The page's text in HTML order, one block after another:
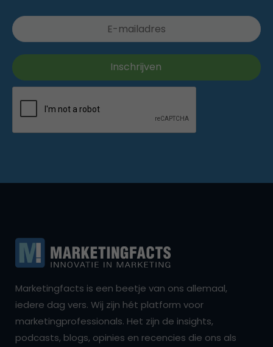
Marketingfacts is een beetje van ons allemaal,
iedere dag vers. Wij zijn hét platform voor
marketingprofessionals. Het zijn de insights,
podcasts, blogs, opinies en recencies die ons als